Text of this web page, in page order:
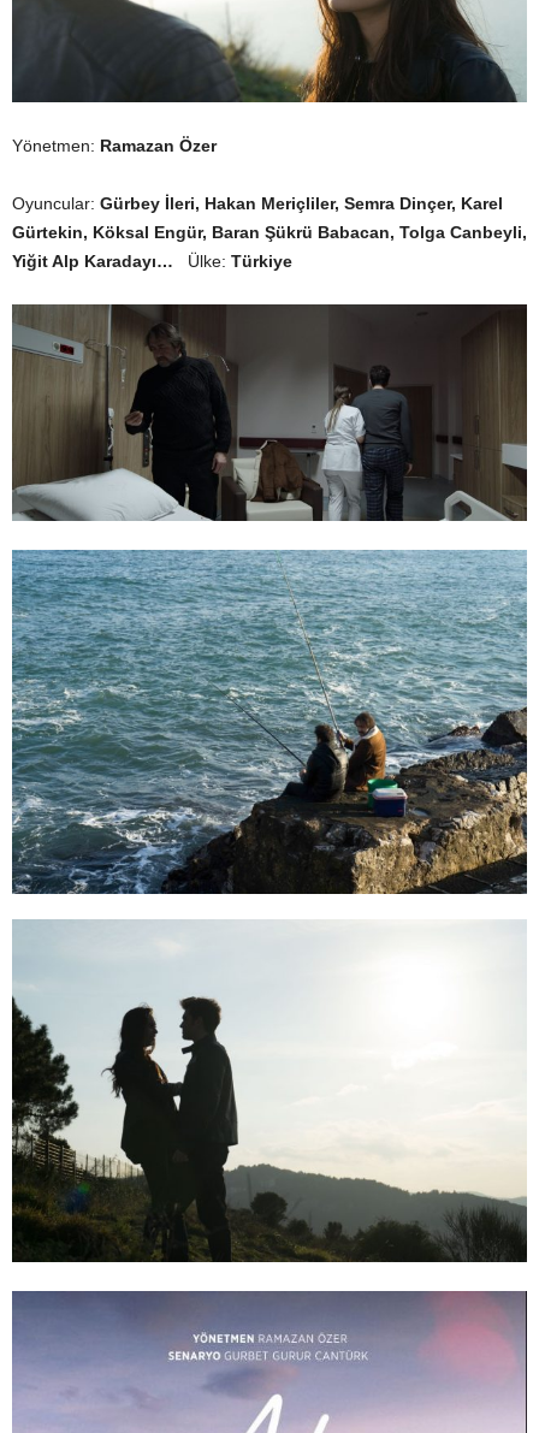
Yönetmen: Ramazan Özer
Oyuncular: Gürbey İleri, Hakan Meriçliler, Semra Dinçer, Karel
Gürtekin, Köksal Engür, Baran Şükrü Babacan, Tolga Canbeyli,
Yiğit Alp Karadayı… Ülke: Türkiye